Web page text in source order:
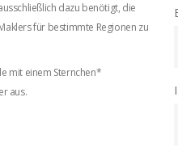
dazu benötigt, die
für bestimmte Regionen zu
mit einem Sternchen*
aus.